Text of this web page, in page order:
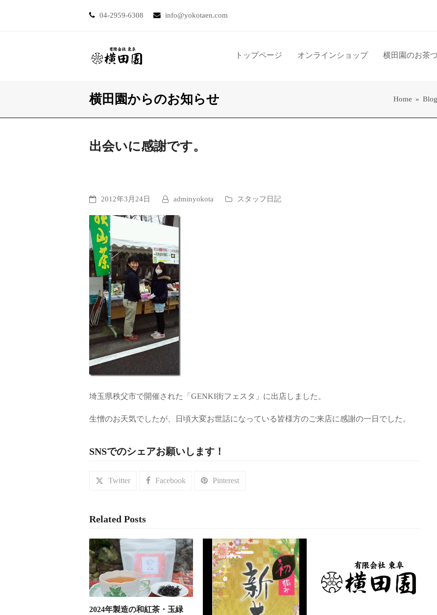
04-2959-6308 info@yokotaen.com
トップページ オンラインショップ 横田園のお茶
横田園からのお知らせ Home » Blog
出会いに感謝です。
2012年3月24日 adminyokota スタッフ日記
埼玉県秩父市で開催された「GENKI街フェスタ」に出店しました。
生憎のお天気でしたが、日頃大変お世話になっている皆様方のご来店に感謝の一日でした。
SNSでのシェアお願いします！
Twitter Facebook Pinterest
Related Posts
2024年製造の和紅茶・玉緑